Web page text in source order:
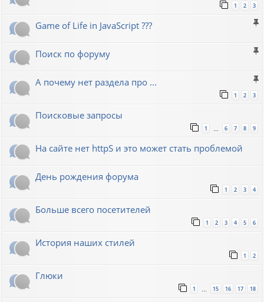
1 2 3
Game of Life in JavaScript ???
Поиск по форуму
А почему нет раздела про ...
1 2 3
Поисковые запросы
1 6 7 8 9
На сайте нет httpS и это может стать проблемой
День рождения форума
1 2 3 4
Больше всего посетителей
1 2 3 4 5 6
История наших стилей
1 2
Глюки
1 … 15 16 17 18